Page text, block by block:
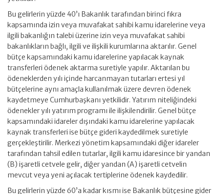
Bu gelirlerin yüzde 40’ı Bakanlık tarafından birinci fıkra
kapsamında izin veya muvafakat sahibi kamu idarelerine veya
ilgili bakanlığın talebi üzerine izin veya muvafakat sahibi
bakanlıkların bağlı, ilgili ve ilişkili kurumlarına aktarılır. Genel
bütçe kapsamındaki kamu idarelerine yapılacak kaynak
transferleri ödenek aktarma suretiyle yapılır. Aktarılan bu
ödeneklerden yılı içinde harcanmayan tutarları ertesi yıl
bütçelerine aynı amaçla kullanılmak üzere devren ödenek
kaydetmeye Cumhurbaşkanı yetkilidir. Yatırım niteliğindeki
ödenekler yılı yatırım programı ile ilişkilendirilir. Genel bütçe
kapsamındaki idareler dışındaki kamu idarelerine yapılacak
kaynak transferleri ise bütçe gideri kaydedilmek suretiyle
gerçekleştirilir. Merkezi yönetim kapsamındaki diğer idareler
tarafından tahsil edilen tutarlar, ilgili kamu idaresince bir yandan
(B) işaretli cetvele gelir, diğer yandan (A) işaretli cetvelin
mevcut veya yeni açılacak tertiplerine ödenek kaydedilir.
Bu gelirlerin yüzde 60’a kadar kısmı ise Bakanlık bütçesine gider